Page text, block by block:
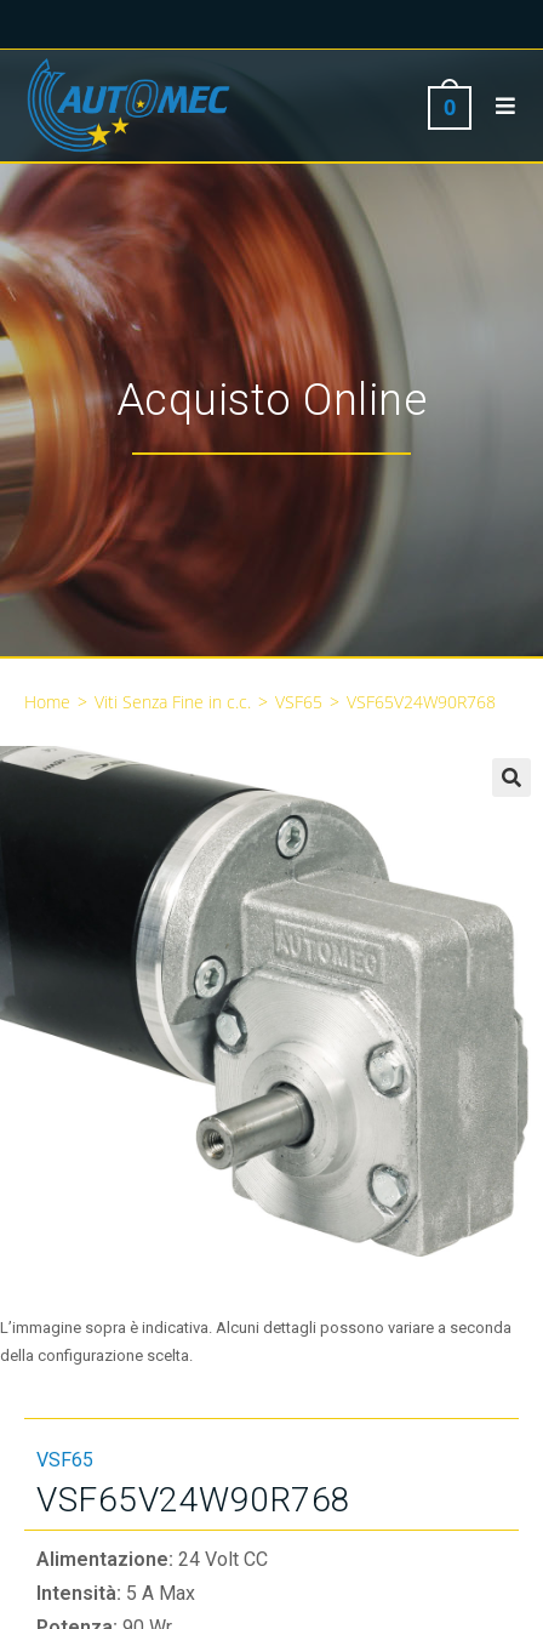
0
Acquisto Online
Home > Viti Senza Fine in c.c. > VSF65 > VSF65V24W90R768
L’immagine sopra è indicativa. Alcuni dettagli possono variare a seconda
della configurazione scelta.
VSF65
VSF65V24W90R768
Alimentazione: 24 Volt CC
Intensità: 5 A Max